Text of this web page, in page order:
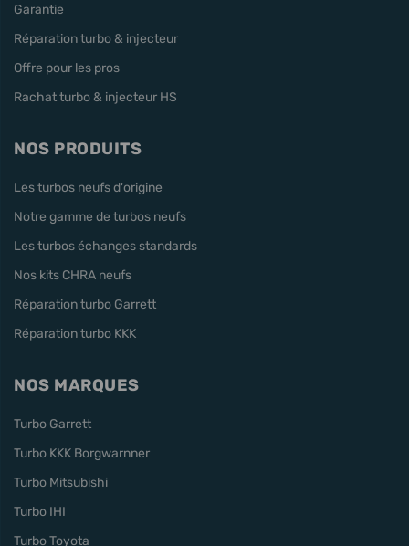
Garantie
Réparation turbo & injecteur
Offre pour les pros
Rachat turbo & injecteur HS
NOS PRODUITS
Les turbos neufs d'origine
Notre gamme de turbos neufs
Les turbos échanges standards
Nos kits CHRA neufs
Réparation turbo Garrett
Réparation turbo KKK
NOS MARQUES
Turbo Garrett
Turbo KKK Borgwarnner
Turbo Mitsubishi
Turbo IHI
Turbo Toyota